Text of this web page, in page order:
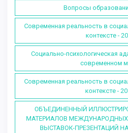
Вопросы
Современная реальность в
контексте -
Социально-психологическая
современном
Современная реальность в
контексте -
ОБЪЕДИНЕННЫЙ
МАТЕРИАЛОВ
ВЫСТАВОК-ПРЕЗЕНТАЦИЙ